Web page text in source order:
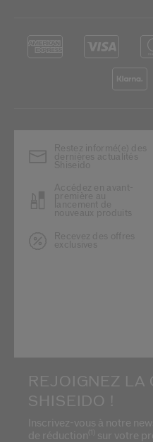
REJOIGNEZ LA
SHISEIDO !
Inscrivez-vous à notre
de réduction
sur votre